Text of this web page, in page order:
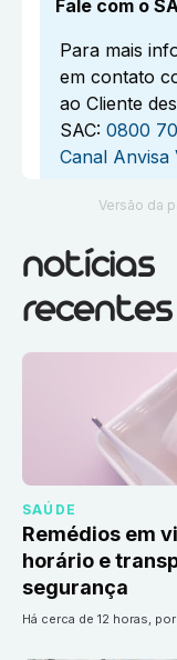
Fale com o
Para mais
em contato
ao Cliente
SAC: 0800
Canal Anvisa
Versão da
notícias
recentes
SAÚDE
Remédios em
horário e
segurança
há cerca de 12 horas, por